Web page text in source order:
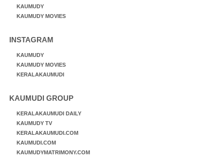
KAUMUDY
KAUMUDY MOVIES
INSTAGRAM
KAUMUDY
KAUMUDY MOVIES
KERALAKAUMUDI
KAUMUDI GROUP
KERALAKAUMUDI DAILY
KAUMUDY TV
KERALAKAUMUDI.COM
KAUMUDI.COM
KAUMUDYMATRIMONY.COM